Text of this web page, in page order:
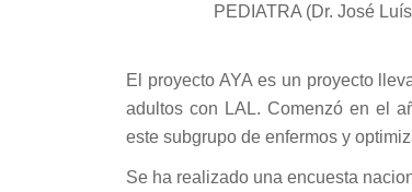
PEDIATRA (Dr. José Luís
El proyecto AYA es un proyecto
adultos con LAL. Comenzó en el
este subgrupo de enfermos y
Se ha realizado una encuesta